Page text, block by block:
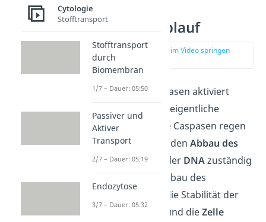
Apoptose Ablauf
zur Stelle im Video springen
Nachdem die Caspasen aktiviert
wurden, findet die eigentliche
Apoptose statt. Die Caspasen regen
Enzyme an, die für denAbbau des
Cytoskelettsund der DNAzuständig
sind. Durch den Abbau des
Cytoskeletts wird die Stabilität der
Zelle aufgehoben und dieZelle
Cytologie
Stofftransport
Stofftransport
durch
Biomembran
1/7 – Dauer: 05:50
Passiver und
Aktiver
Transport
2/7 – Dauer: 05:19
Endozytose
3/7 – Dauer: 05:32